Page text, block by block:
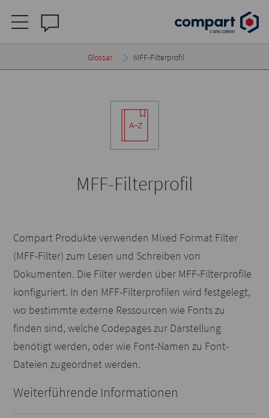
Glossar MFF-Filterprofil
MFF-Filterprofil
Compart Produkte verwenden Mixed Format Filter
(MFF-Filter) zum Lesen und Schreiben von
Dokumenten. Die Filter werden über MFF-Filterprofile
konfiguriert. In den MFF-Filterprofilen wird festgelegt,
wo bestimmte externe Ressourcen wie Fonts zu
finden sind, welche Codepages zur Darstellung
benötigt werden, oder wie Font-Namen zu Font-
Dateien zugeordnet werden.
Weiterführende Informationen